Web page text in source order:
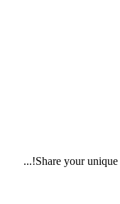
Share your unique